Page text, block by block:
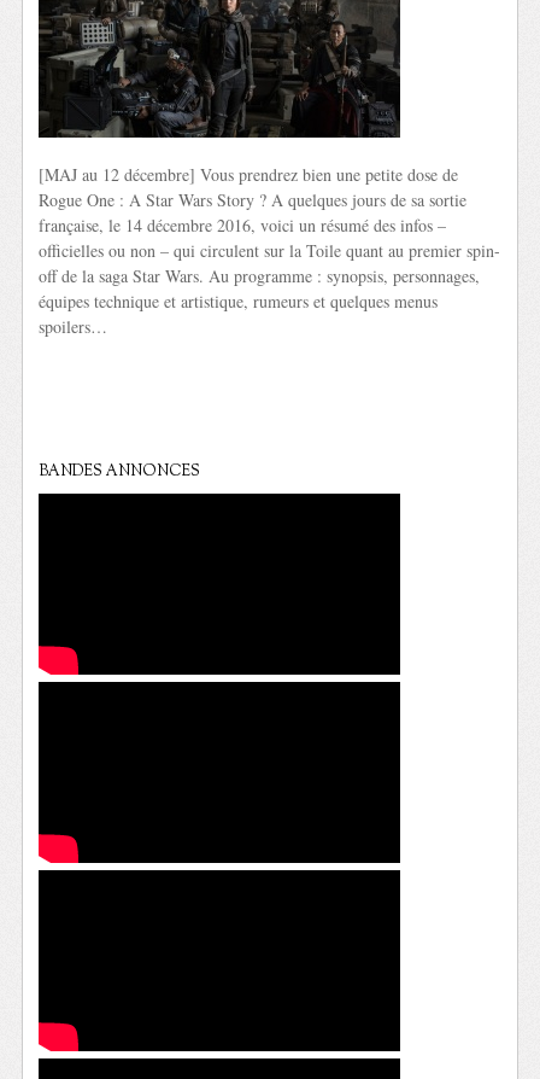
[MAJ au 12 décembre] Vous prendrez bien une petite dose de
Rogue One : A Star Wars Story ? A quelques jours de sa sortie
française, le 14 décembre 2016, voici un résumé des infos –
officielles ou non – qui circulent sur la Toile quant au premier spin-
off de la saga Star Wars. Au programme : synopsis, personnages,
équipes technique et artistique, rumeurs et quelques menus
spoilers…
BANDES ANNONCES